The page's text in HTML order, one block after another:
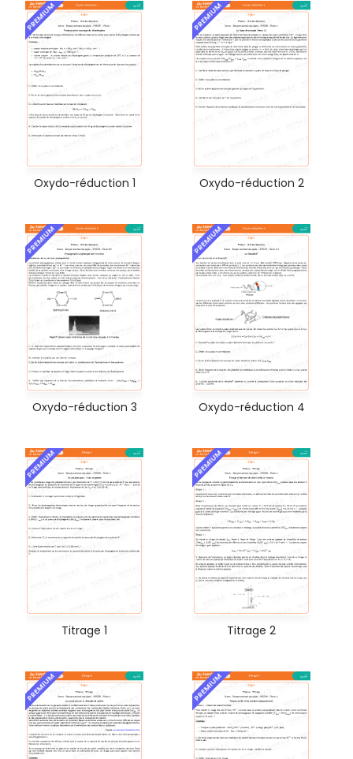
PREMIUM
Oxydo-réduction 1
PREMIUM
Oxydo-réduction 2
PREMIUM
Oxydo-réduction 3
PREMIUM
Oxydo-réduction 4
PREMIUM
Titrage 1
PREMIUM
Titrage 2
PREMIUM PREMIUM